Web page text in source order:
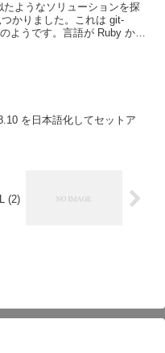
ようなソリューションを探
かりました。これは git-
ようです。言語が Ruby から
を日本語化してセットア
(2)